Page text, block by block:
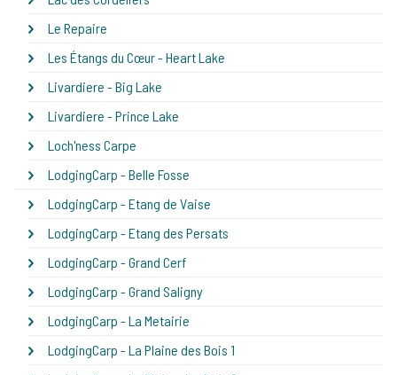
Le Repaire
Les Étangs du Cœur - Heart Lake
Livardiere - Big Lake
Livardiere - Prince Lake
Loch'ness Carpe
LodgingCarp - Belle Fosse
LodgingCarp - Etang de Vaise
LodgingCarp - Etang des Persats
LodgingCarp - Grand Cerf
LodgingCarp - Grand Saligny
LodgingCarp - La Metairie
LodgingCarp - La Plaine des Bois 1